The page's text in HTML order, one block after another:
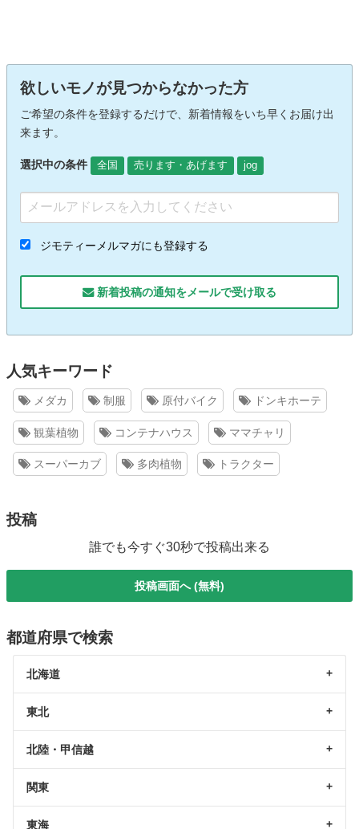
欲しいモノが見つからなかった方
ご希望の条件を登録するだけで、新着情報をいち早くお届け出
来ます。
選択中の条件 全国 売ります・あげます jog
ジモティーメルマガにも登録する
新着投稿の通知をメールで受け取る
人気キーワード
メダカ 制服 原付バイク ドンキホーテ
観葉植物 コンテナハウス ママチャリ
スーパーカブ 多肉植物 トラクター
投稿
誰でも今すぐ30秒で投稿出来る
投稿画面へ (無料)
都道府県で検索
北海道
東北
北陸・甲信越
関東
東海